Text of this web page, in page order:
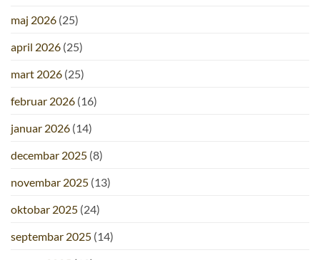
maj 2026 (25)
april 2026 (25)
mart 2026 (25)
februar 2026 (16)
januar 2026 (14)
decembar 2025 (8)
novembar 2025 (13)
oktobar 2025 (24)
septembar 2025 (14)